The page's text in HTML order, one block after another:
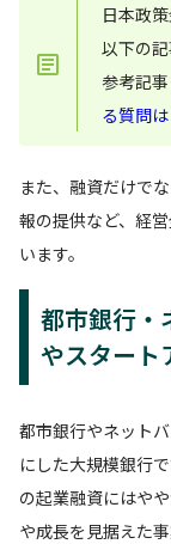
日本政
以下の記
参考記
る質問
また、融資だけで
報の提供など、経
います。
都市銀行・
やスタート
都市銀行やネット
にした大規模銀行
の起業融資にはや
や成長を見据えた